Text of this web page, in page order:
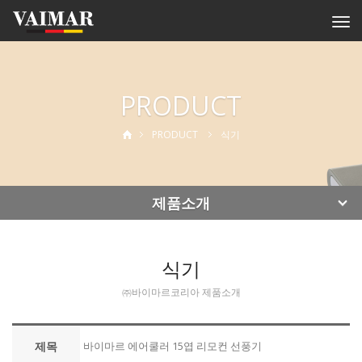
PRODUCT
PRODUCT 식기
제품소개
식기
㈜바이마르코리아 제품소개
제목 바이마르 에어쿨러 15엽 리모컨 선풍기